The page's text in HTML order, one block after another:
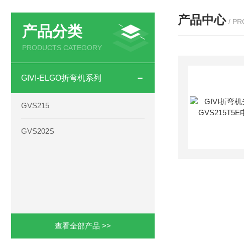
产品分类
PRODUCTS CATEGORY
GIVI-ELGO折弯机系列
GVS215
GVS202S
查看全部产品 >>
产品中心 /